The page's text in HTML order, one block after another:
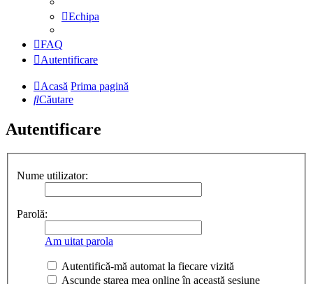
Echipa
FAQ
Autentificare
Acasă Prima pagină
Căutare
Autentificare
Nume utilizator:
Parolă:
Am uitat parola
Autentifică-mă automat la fiecare vizită
Ascunde starea mea online în această sesiune